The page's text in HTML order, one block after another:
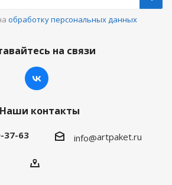
обработку персональных данных
на связи
Наши контакты
37-63 info@artpaket.ru